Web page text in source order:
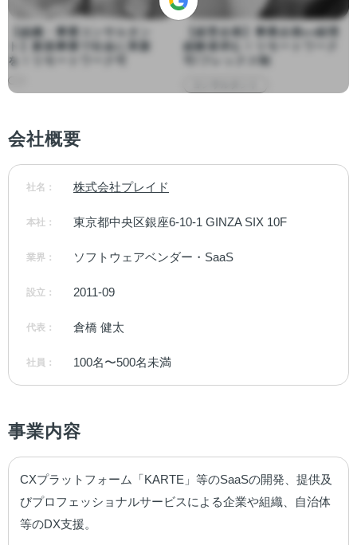
【組織・事業コンサルタン
ト】新規事業で社会に革新
を！リモートワーク可
【経営企画】事業企画or経理
経験者求む！リモートワーク
会社概要
社名： 株式会社プレイド
本社： 東京都中央区銀座6-10-1 GINZA SIX 10F
業界： ソフトウェアベンダー・SaaS
設立： 2011-09
代表： 倉橋 健太
社員： 100名〜500名未満
事業内容
CXプラットフォーム「KARTE」等のSaaSの開発、提供及
びプロフェッショナルサービスによる企業や組織、自治体
等のDX支援。